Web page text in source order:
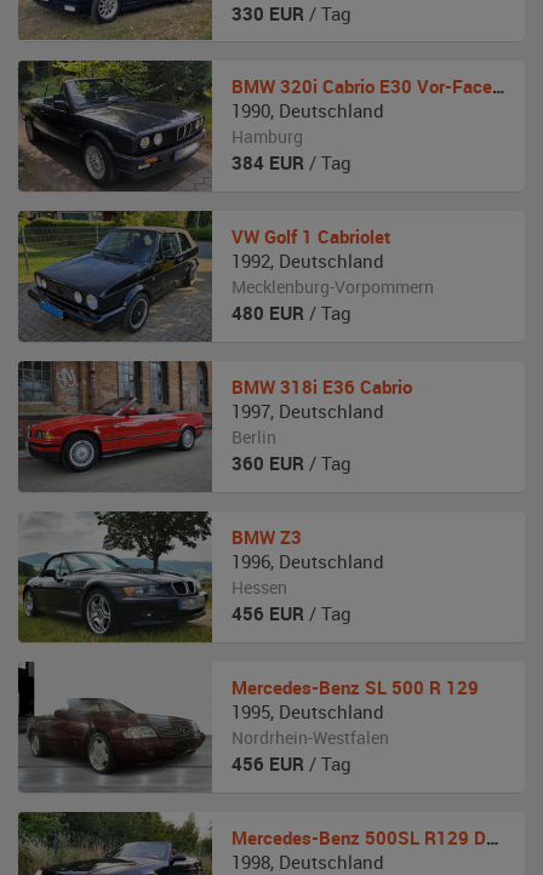
330 EUR / Tag
BMW 320i Cabrio E30 Vor-Facelift Shadow Line
1990, Deutschland
Hamburg
384 EUR / Tag
VW Golf 1 Cabriolet
1992, Deutschland
Mecklenburg-Vorpommern
480 EUR / Tag
BMW 318i E36 Cabrio
1997, Deutschland
Berlin
360 EUR / Tag
BMW Z3
1996, Deutschland
Hessen
456 EUR / Tag
Mercedes-Benz SL 500 R 129
1995, Deutschland
Nordrhein-Westfalen
456 EUR / Tag
Mercedes-Benz 500SL R129 Designo MEC-Design Umbau
1998, Deutschland